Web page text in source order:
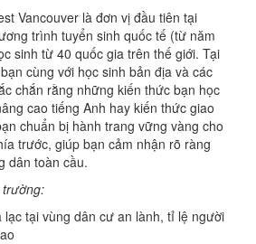
Vancouver là đơn vị đầu tiên tại
trình tuyển sinh quốc tế (từ năm
sinh từ 40 quốc gia trên thế giới. Tại
cùng với học sinh bản địa và các
chắn rằng những kiến thức bạn học
cao tiếng Anh hay kiến thức giao
chuẩn bị hành trang vững vàng cho
trước, giúp bạn cảm nhận rõ ràng
dân toàn cầu.
tại vùng dân cư an lành, tỉ lệ người